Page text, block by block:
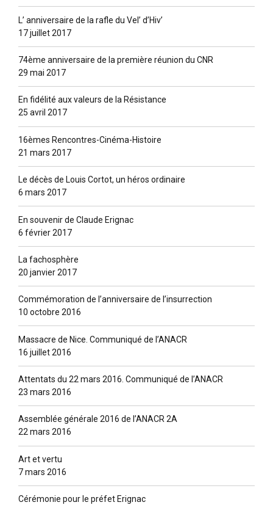
L’ anniversaire de la rafle du Vel’ d’Hiv’
17 juillet 2017
74ème anniversaire de la première réunion du CNR
29 mai 2017
En fidélité aux valeurs de la Résistance
25 avril 2017
16èmes Rencontres-Cinéma-Histoire
21 mars 2017
Le décès de Louis Cortot, un héros ordinaire
6 mars 2017
En souvenir de Claude Erignac
6 février 2017
La fachosphère
20 janvier 2017
Commémoration de l’anniversaire de l’insurrection
10 octobre 2016
Massacre de Nice. Communiqué de l’ANACR
16 juillet 2016
Attentats du 22 mars 2016. Communiqué de l’ANACR
23 mars 2016
Assemblée générale 2016 de l’ANACR 2A
22 mars 2016
Art et vertu
7 mars 2016
Cérémonie pour le préfet Erignac